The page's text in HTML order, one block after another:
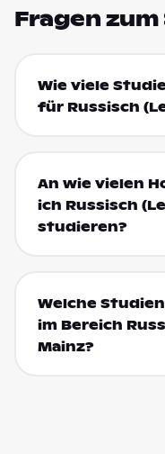
Fragen
Wie viele
für Russisch
An wie vielen
ich Russisch
studieren?
Welche
im Bereich
Mainz?